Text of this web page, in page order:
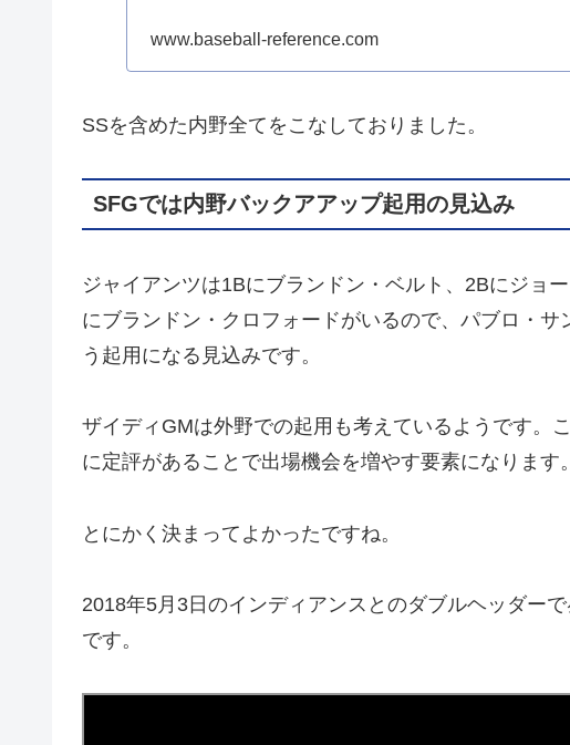
www.baseball-reference.com
SSを含めた内野全てをこなしておりました。
SFGでは内野バックアアップ起用の見込み
ジャイアンツは1Bにブランドン・ベルト、2Bにジョ
にブランドン・クロフォードがいるので、パブロ・
う起用になる見込みです。
ザイディGMは外野での起用も考えているようです。
に定評があることで出場機会を増やす要素になります。
とにかく決まってよかったですね。
2018年5月3日のインディアンスとのダブルヘッダー
です。